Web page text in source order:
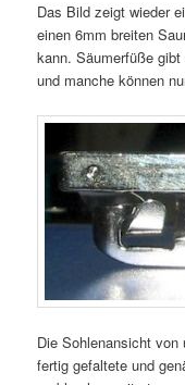
Das Bild zeigt wieder
einen 6mm breiten
kann. Säumerfüße
und manche können
Die Sohlenansicht
fertig gefaltete und